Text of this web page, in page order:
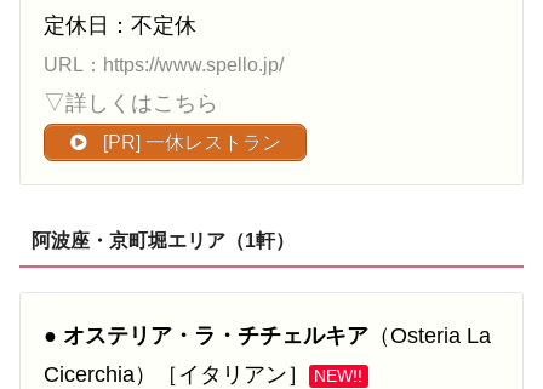
定休日：不定休
URL：https://www.spello.jp/
▽詳しくはこちら
[PR] 一休レストラン
阿波座・京町堀エリア（1軒）
● オステリア・ラ・チチェルキア （Osteria La
Cicerchia）［イタリアン］
NEW!!